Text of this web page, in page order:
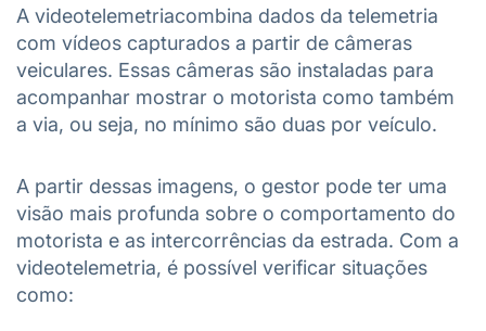
A videotelemetriacombina dados da telemetria
com vídeos capturados a partir de câmeras
veiculares. Essas câmeras são instaladas para
acompanhar mostrar o motorista como também
a via, ou seja, no mínimo são duas por veículo.
A partir dessas imagens, o gestor pode ter uma
visão mais profunda sobre o comportamento do
motorista e as intercorrências da estrada. Com a
videotelemetria, é possível verificar situações
como: